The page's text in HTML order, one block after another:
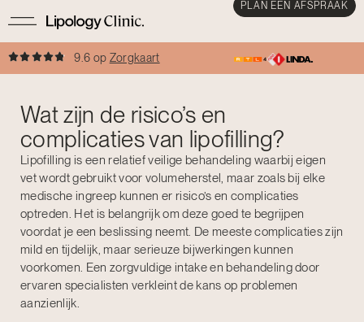
PLAN EEN AFSPRAAK
9.6 op Zorgkaart
Wat zijn de risico’s en
complicaties van lipofilling?
Lipofilling is een relatief veilige behandeling waarbij eigen
vet wordt gebruikt voor volumeherstel, maar zoals bij elke
medische ingreep kunnen er risico’s en complicaties
optreden. Het is belangrijk om deze goed te begrijpen
voordat je een beslissing neemt. De meeste complicaties zijn
mild en tijdelijk, maar serieuze bijwerkingen kunnen
voorkomen. Een zorgvuldige intake en behandeling door
ervaren specialisten verkleint de kans op problemen
aanzienlijk.